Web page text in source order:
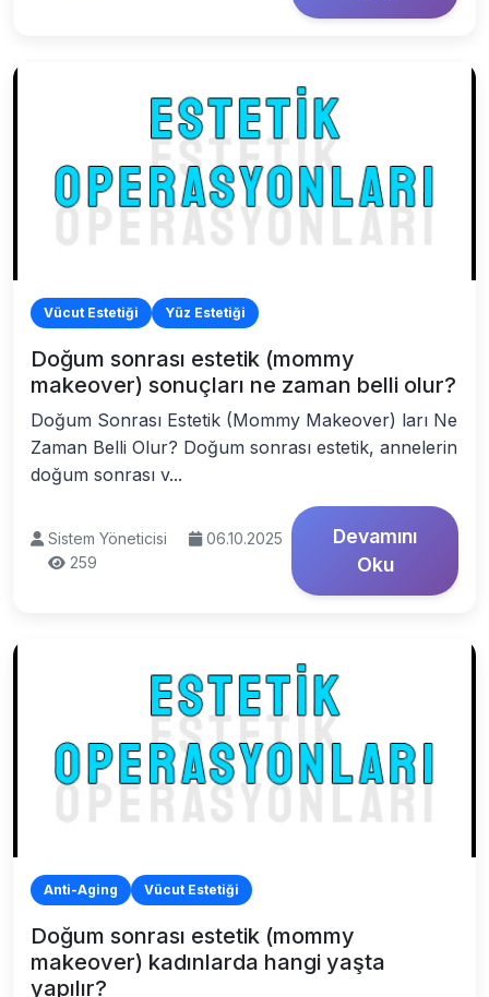
Vücut Estetiği Yüz Estetiği
Doğum sonrası estetik (mommy
makeover) sonuçları ne zaman belli olur?
Doğum Sonrası Estetik (Mommy Makeover) ları Ne
Zaman Belli Olur? Doğum sonrası estetik, annelerin
doğum sonrası v...
Sistem Yöneticisi
06.10.2025
259
Devamını
Oku
Anti-Aging Vücut Estetiği
Doğum sonrası estetik (mommy
makeover) kadınlarda hangi yaşta
yapılır?